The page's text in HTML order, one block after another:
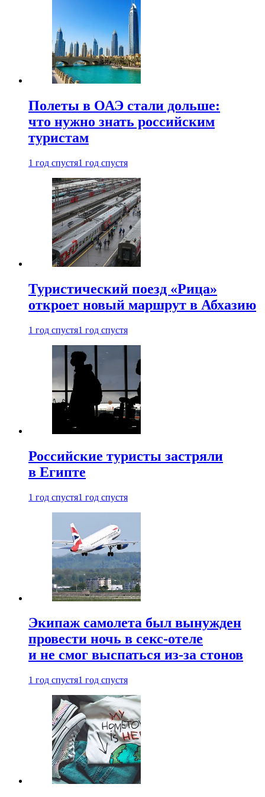
Полеты в ОАЭ стали дольше:
что нужно знать российским
туристам
1 год спустя1 год спустя
Туристический поезд «Рица»
откроет новый маршрут в Абхазию
1 год спустя1 год спустя
Российские туристы застряли
в Египте
1 год спустя1 год спустя
Экипаж самолета был вынужден
провести ночь в секс-отеле
и не смог выспаться из-за стонов
1 год спустя1 год спустя